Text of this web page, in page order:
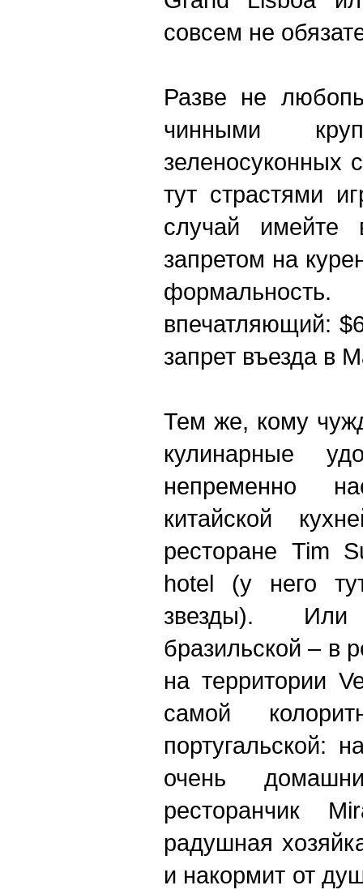
совсем не
Разве не
чинными
зеленосуконных
тут страстями
случай имейте
запретом на
впечатляющий:
запрет въезда в
Тем же, кому
кулинарные
непременно
китайской
ресторане Tim
hotel (у него
звезды).
бразильской – в
на территории
самой
португальской:
очень
ресторанчик
радушная
и накормит от